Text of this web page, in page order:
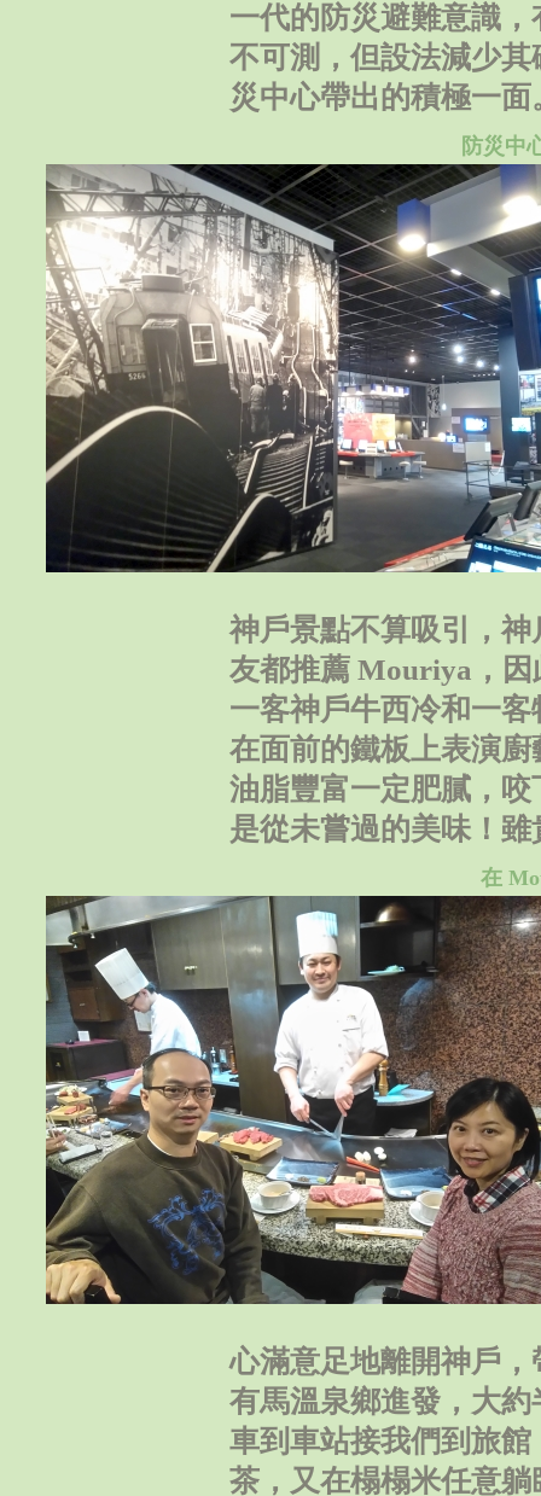
一代的防災避難意識
不可測，但設法減少
災中心帶出的積極一面
防災中
神戶景點不算吸引，
友都推薦 Mouriya，
一客神戶牛西冷和一
在面前的鐵板上表演
油脂豐富一定肥膩，
是從未嘗過的美味！
在
心滿意足地離開神戶
有馬溫泉鄉進發，大
車到車站接我們到旅
茶，又在榻榻米任意